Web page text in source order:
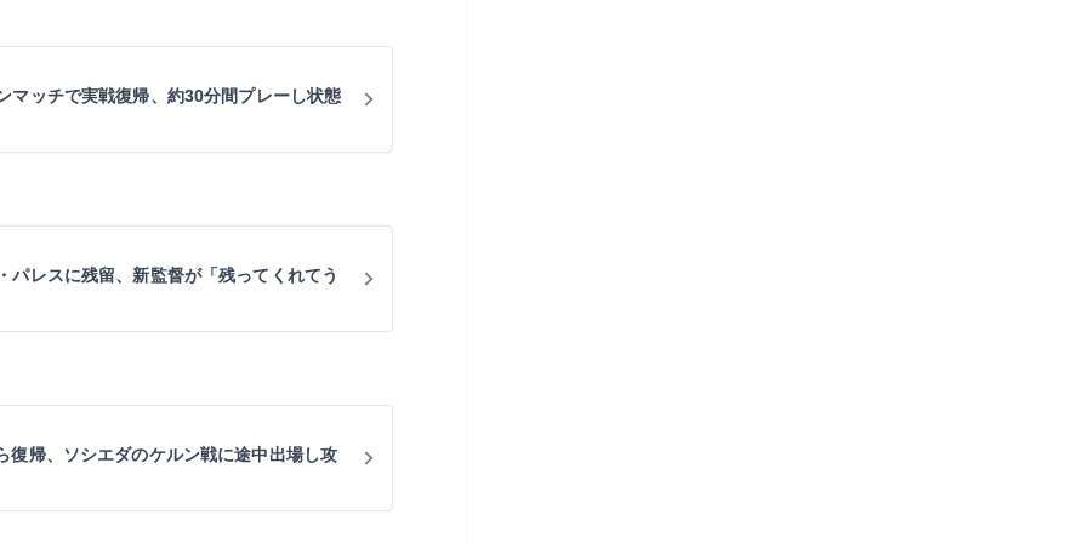
マッチで実戦復帰、約30分間プレーし状態
パレスに残留、新監督が「残ってくれてう
復帰、ソシエダのケルン戦に途中出場し攻